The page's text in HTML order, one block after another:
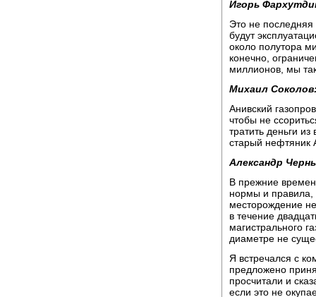
Игорь
Это не
будут
около полутора
конечно,
миллионов, мы
Михаил
Анивский
чтобы не
тратить деньги
старый нефтяник
Александр
В прежние
нормы и правила,
месторождение
в течение
магистрального
диаметре не
Я встречался с
предложено
просчитали и
если это не